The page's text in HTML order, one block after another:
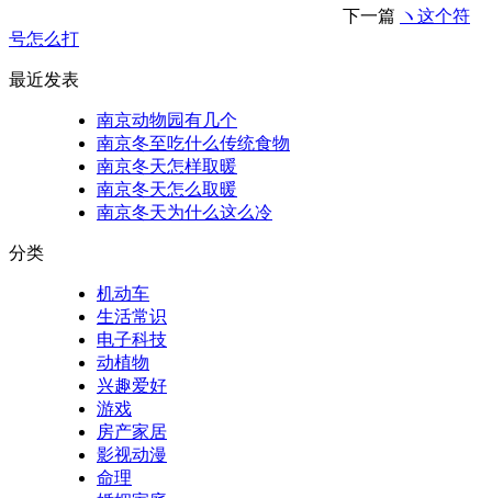
下一篇 ヽ这个符
号怎么打
最近发表
南京动物园有几个
南京冬至吃什么传统食物
南京冬天怎样取暖
南京冬天怎么取暖
南京冬天为什么这么冷
分类
机动车
生活常识
电子科技
动植物
兴趣爱好
游戏
房产家居
影视动漫
命理